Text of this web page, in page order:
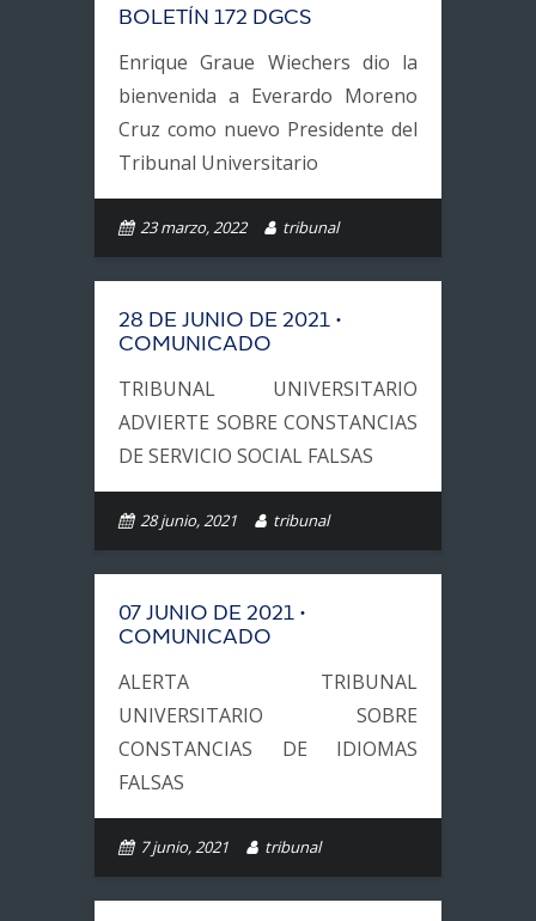
- UbicaciónBOLETÍN 172 DGCS
Enrique Graue Wiechers dio la
bienvenida a Everardo Moreno
Cruz como nuevo Presidente del
Tribunal Universitario
23 marzo, 2022 tribunal
28 DE JUNIO DE 2021 •
COMUNICADO
TRIBUNAL UNIVERSITARIO
ADVIERTE SOBRE CONSTANCIAS
DE SERVICIO SOCIAL FALSAS
28 junio, 2021 tribunal
07 JUNIO DE 2021 •
COMUNICADO
ALERTA TRIBUNAL
UNIVERSITARIO SOBRE
CONSTANCIAS DE IDIOMAS
FALSAS
7 junio, 2021 tribunal